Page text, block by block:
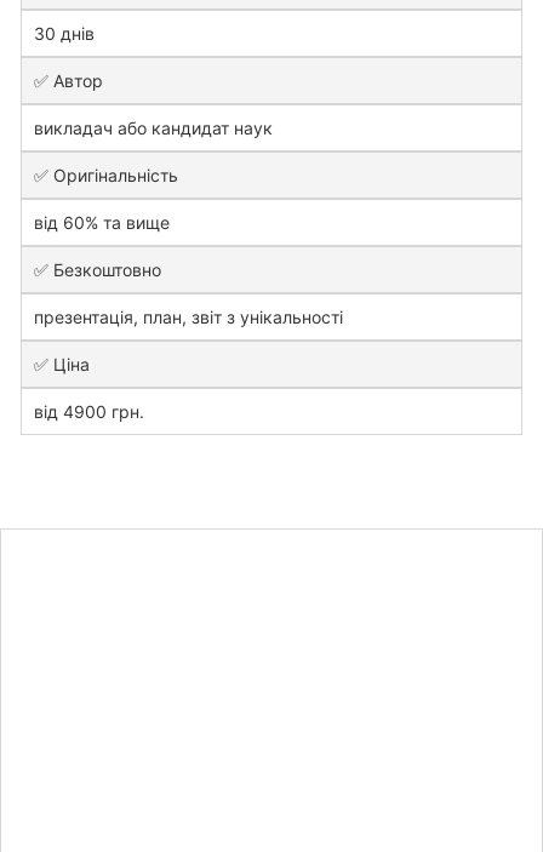
30 днів
✅ Автор
викладач або кандидат наук
✅ Оригінальність
від 60% та вище
✅ Безкоштовно
презентація, план, звіт з унікальності
✅ Ціна
від 4900 грн.